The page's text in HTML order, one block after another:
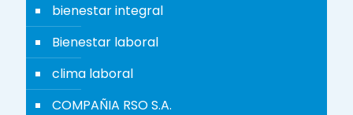
bienestar integral
Bienestar laboral
clima laboral
COMPAÑIA RSO S.A.